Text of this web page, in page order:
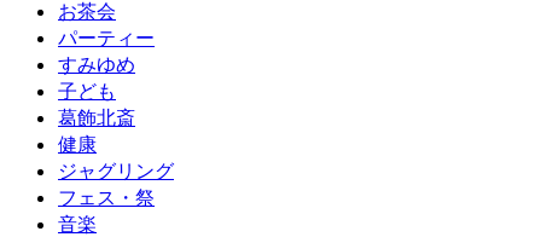
お茶会
パーティー
すみゆめ
子ども
葛飾北斎
健康
ジャグリング
フェス・祭
音楽